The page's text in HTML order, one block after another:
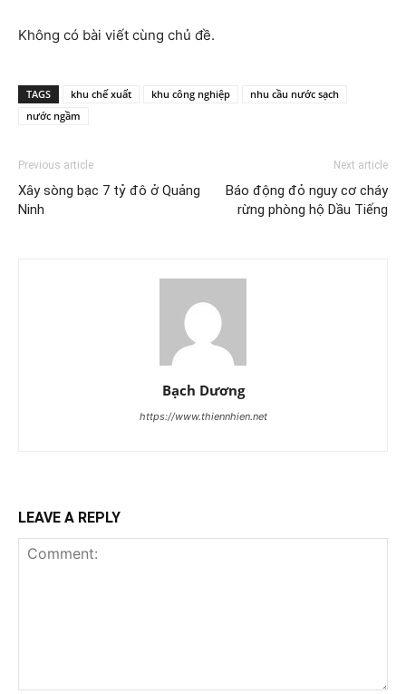
Không có bài viết cùng chủ đề.
TAGS khu chế xuất khu công nghiệp
nhu cầu nước sạch
nước ngầm
Previous article
Xây sòng bạc 7 tỷ đô ở Quảng
Ninh
Next article
Báo động đỏ nguy cơ cháy
rừng phòng hộ Dầu Tiếng
Bạch Dương
https://www.thiennhien.net
LEAVE A REPLY